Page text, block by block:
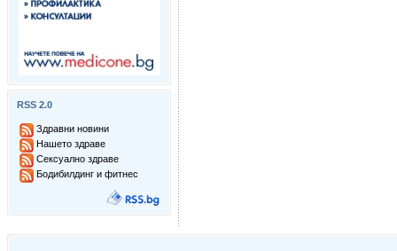
RSS 2.0
Здравни новини
Нашето здраве
Сексуално здраве
Бодибилдинг и фитнес